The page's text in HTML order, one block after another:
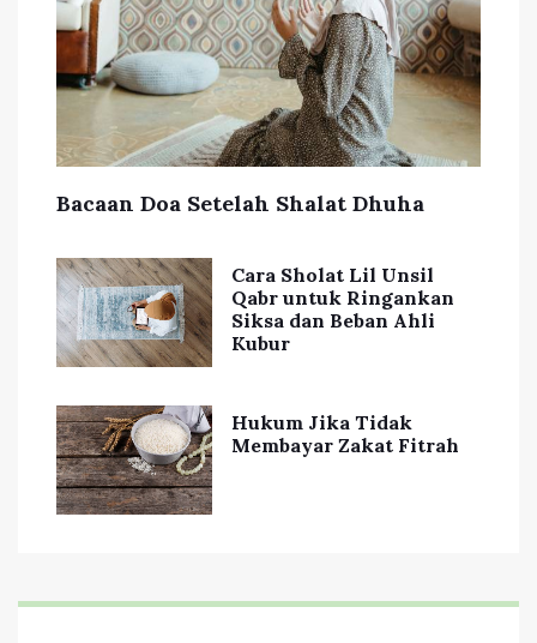
Bacaan Doa Setelah Shalat Dhuha
Cara Sholat Lil Unsil
Qabr untuk Ringankan
Siksa dan Beban Ahli
Kubur
Hukum Jika Tidak
Membayar Zakat Fitrah